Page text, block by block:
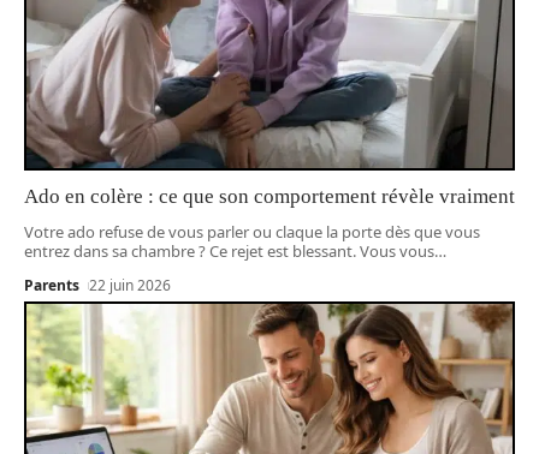
Ado en colère : ce que son comportement révèle vraiment
Votre ado refuse de vous parler ou claque la porte dès que vous
entrez dans sa chambre ? Ce rejet est blessant. Vous vous…
Parents 22 juin 2026